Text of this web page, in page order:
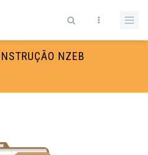
NZEB